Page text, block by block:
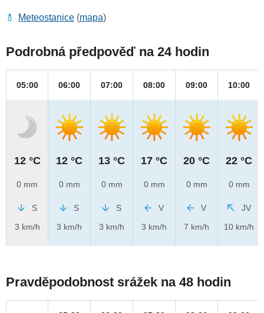
Meteostanice (mapa)
Podrobná předpověď na 24 hodin
05:00
12 °C
0 mm
S
3 km/h
06:00
12 °C
0 mm
S
3 km/h
07:00
13 °C
0 mm
S
3 km/h
08:00
17 °C
0 mm
V
3 km/h
09:00
20 °C
0 mm
V
7 km/h
10:00
22 °C
0 mm
JV
10 km/h
Pravděpodobnost srážek na 48 hodin